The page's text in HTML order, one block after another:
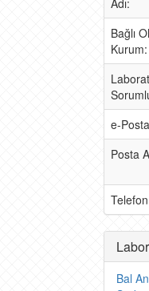
Adı:
Bağlı
Kurum:
e-
Posta
Bal